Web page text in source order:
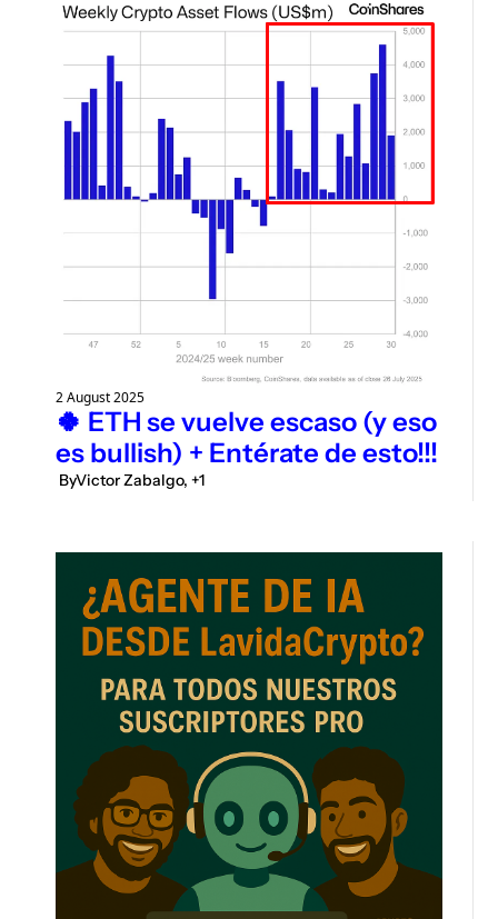
2 August 2025
🍀 ETH se vuelve escaso (y eso
es bullish) + Entérate de esto!!!
ByVictor Zabalgo, +1